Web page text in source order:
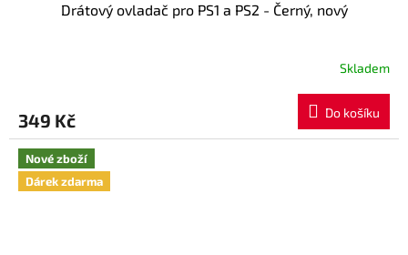
Drátový ovladač pro PS1 a PS2 - Černý, nový
je
5,0
5
hvězdiček.
Skladem
349 Kč Do košíku
Nové zboží
Dárek zdarma